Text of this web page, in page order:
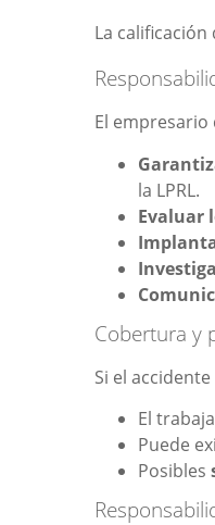
La
El empresario
la LPRL.
Evaluar
Cobertura y
Si el
El
Puede
Posibles